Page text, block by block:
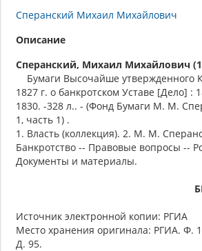
Сперанский Михаил Михайлович
Описание
Сперанский, Михаил Михайлович
Бумаги Высочайше утвержденного
1827 г. о банкротском Уставе [Дело] :
1830. -328 л.. - (Фонд Бумаги М. М.
1, часть 1) .
1. Власть (коллекция). 2. М. М.
Банкротство -- Правовые вопросы --
Документы и материалы.
Источник электронной копии: РГИА
Место хранения оригинала: РГИА. Ф.
Д. 95.